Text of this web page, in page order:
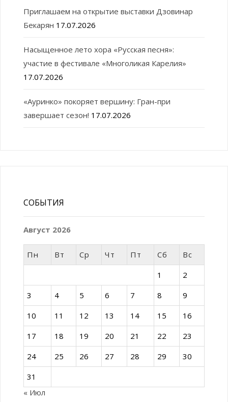
Приглашаем на открытие выставки Дзовинар
Бекарян 17.07.2026
Насыщенное лето хора «Русская песня»:
участие в фестивале «Многоликая Карелия»
17.07.2026
«Ауринко» покоряет вершину: Гран-при
завершает сезон! 17.07.2026
СОБЫТИЯ
Август 2026
Пн Вт Ср Чт Пт Сб
Вс
1
2
3
4 5 6 7 8
9
10
11 12 13 14 15
16
17
18 19 20 21 22
23
24
25 26 27 28 29
30
31
« Июл